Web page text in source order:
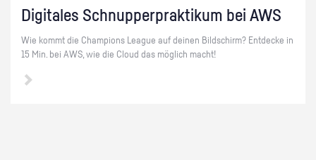
Di­gi­ta­les Schnup­per­prak­ti­kum bei AWS
Wie kommt die Cham­pi­ons Le­ague auf dei­nen Bild­schirm? Ent­de­cke in
15 Min. bei AWS, wie die Cloud das mög­lich macht!